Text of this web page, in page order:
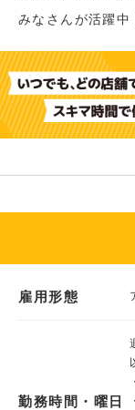
みなさんが活躍中
雇用形態
勤務時間・曜日